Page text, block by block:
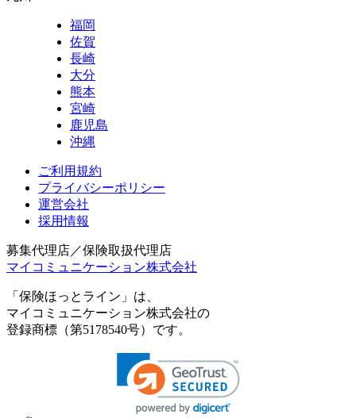
福岡
佐賀
長崎
大分
熊本
宮崎
鹿児島
沖縄
ご利用規約
プライバシーポリシー
運営会社
採用情報
募集代理店／保険取扱代理店
マイコミュニケーション株式会社
「保険ほっとライン」は、
マイコミュニケーション株式会社の
登録商標（第5178540号）です。